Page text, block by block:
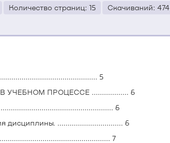
Количество страниц: 15 Скачиваний: 474
5
ПРОЦЕССЕ .................. 6
6
дисциплины. ................................ 6
7